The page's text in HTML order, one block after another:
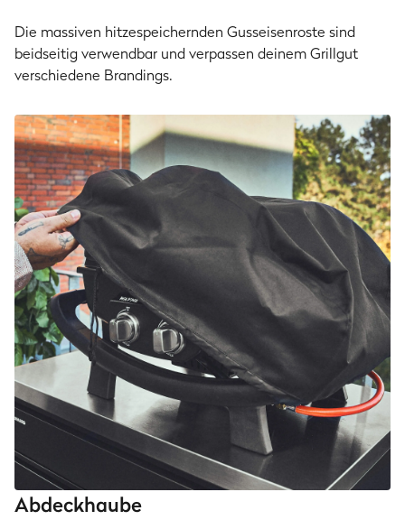
Die massiven hitzespeichernden Gusseisenroste sind
beidseitig verwendbar und verpassen deinem Grillgut
verschiedene Brandings.
Abdeckhaube